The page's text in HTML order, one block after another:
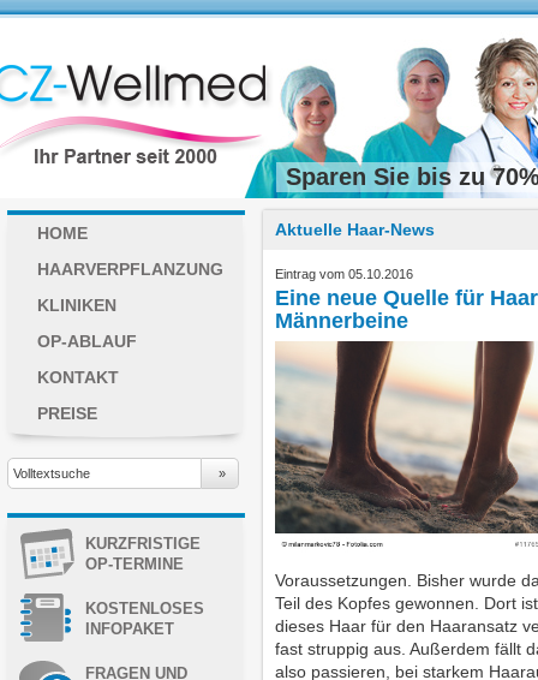
Sparen Sie bis zu
HOME
HAARVERPFLANZUNG
KLINIKEN
OP-ABLAUF
KONTAKT
PREISE
KURZFRISTIGE
OP-TERMINE
KOSTENLOSES
INFOPAKET
FRAGEN UND
Aktuelle Haar-News
Eintrag vom 05.10.2016
Eine neue Quelle für
Männerbeine
Voraussetzungen. Bisher wurde
Teil des Kopfes gewonnen. Dort
dieses Haar für den Haaransatz
fast struppig aus. Außerdem fällt
also passieren, bei starkem